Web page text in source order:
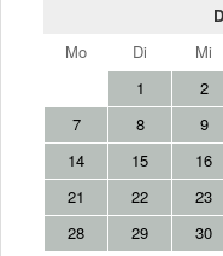
Mo
Di Mi
1
2
7
8 9
14
15 16
21
22 23
28
29 30